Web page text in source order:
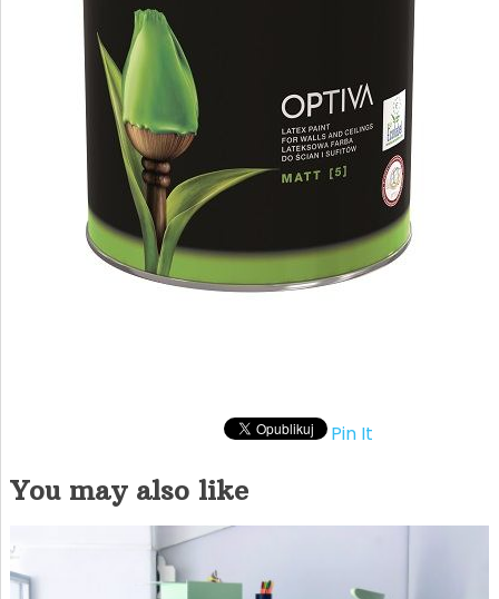
Pin It
You may also like